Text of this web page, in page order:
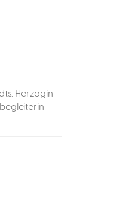
Herzogin